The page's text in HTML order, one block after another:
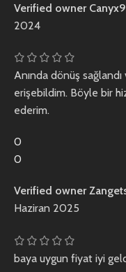
Verified owner
2024
Anında dönüş
erişebildim. Böyle bir
ederim.
0
0
Verified owner
Haziran 2025
baya uygun fiyat iyi